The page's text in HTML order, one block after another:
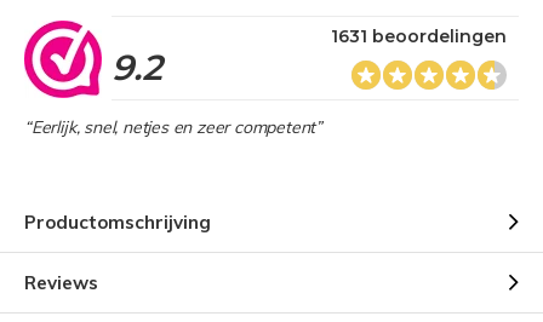
9.2
1631 beoordelingen
“Eerlijk, snel, netjes en zeer competent”
Productomschrijving
Reviews